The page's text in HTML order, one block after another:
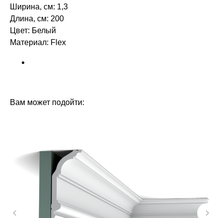
Ширина, см: 1,3
Длина, см: 200
Цвет: Белый
Материал: Flex ‎‎
Вам может подойти: